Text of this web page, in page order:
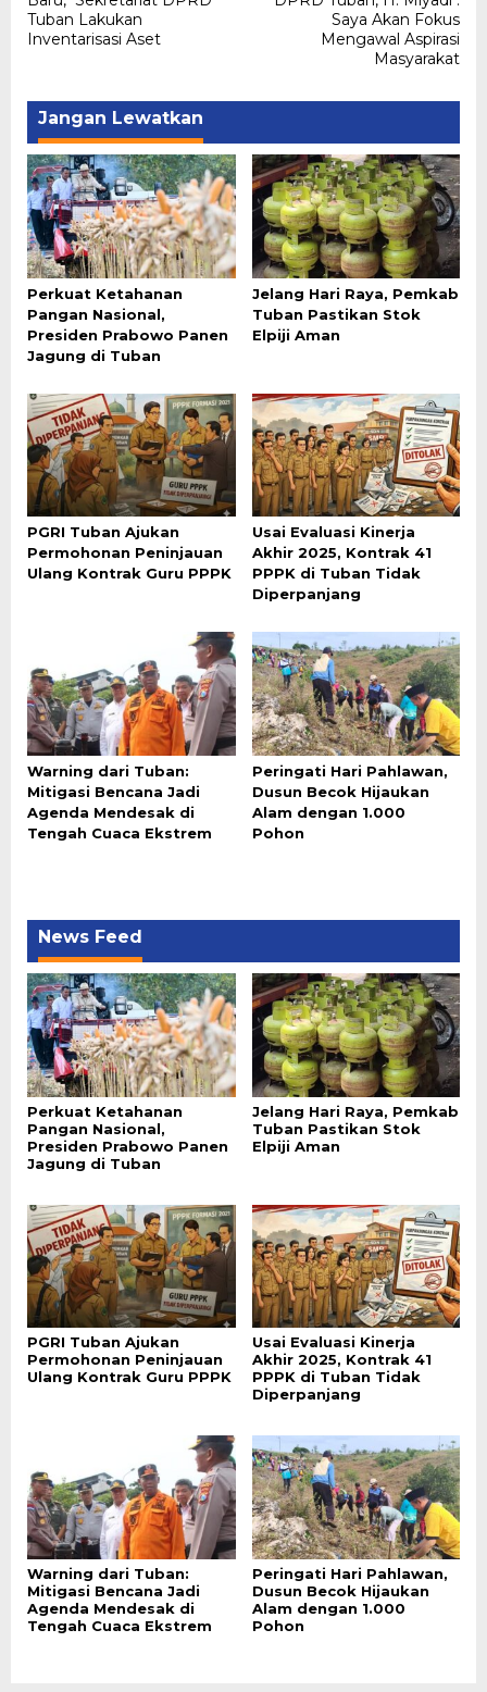
Tuban Lakukan
Inventarisasi Aset
Saya Akan Fokus
Mengawal Aspirasi
Masyarakat
Jangan Lewatkan
Perkuat Ketahanan
Pangan Nasional,
Presiden Prabowo Panen
Jagung di Tuban
Jelang Hari Raya, Pemkab
Tuban Pastikan Stok
Elpiji Aman
PGRI Tuban Ajukan
Permohonan Peninjauan
Ulang Kontrak Guru PPPK
Usai Evaluasi Kinerja
Akhir 2025, Kontrak 41
PPPK di Tuban Tidak
Diperpanjang
Warning dari Tuban:
Mitigasi Bencana Jadi
Agenda Mendesak di
Tengah Cuaca Ekstrem
Peringati Hari Pahlawan,
Dusun Becok Hijaukan
Alam dengan 1.000
Pohon
News Feed
Perkuat Ketahanan
Pangan Nasional,
Presiden Prabowo Panen
Jagung di Tuban
Jelang Hari Raya, Pemkab
Tuban Pastikan Stok
Elpiji Aman
PGRI Tuban Ajukan
Permohonan Peninjauan
Ulang Kontrak Guru PPPK
Usai Evaluasi Kinerja
Akhir 2025, Kontrak 41
PPPK di Tuban Tidak
Diperpanjang
Warning dari Tuban:
Mitigasi Bencana Jadi
Agenda Mendesak di
Tengah Cuaca Ekstrem
Peringati Hari Pahlawan,
Dusun Becok Hijaukan
Alam dengan 1.000
Pohon